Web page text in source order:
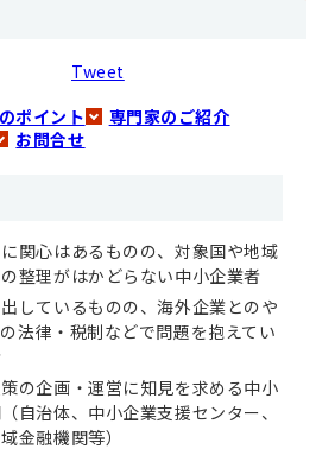
Tweet
ポイント
専門家のご紹介
お問合せ
関心はあるものの、対象国や地域
整理がはかどらない中小企業者
しているものの、海外企業とのや
法律・税制などで問題を抱えてい
の企画・運営に知見を求める中小
自治体、中小企業支援センター、
金融機関等）